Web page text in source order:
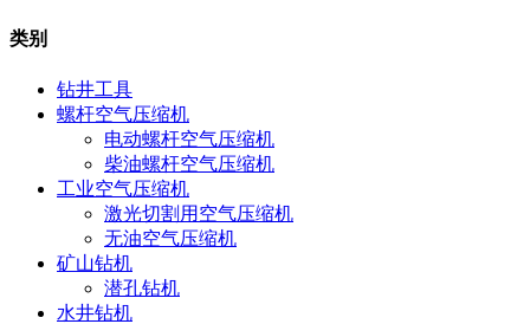
类别
钻井工具
螺杆空气压缩机
电动螺杆空气压缩机
柴油螺杆空气压缩机
工业空气压缩机
激光切割用空气压缩机
无油空气压缩机
矿山钻机
潜孔钻机
水井钻机